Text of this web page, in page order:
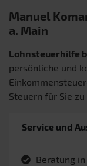
Manuel
a. Main
Lohnsteuerhilfe
persönliche und
Steuern für Sie zu
Service und
Beratung